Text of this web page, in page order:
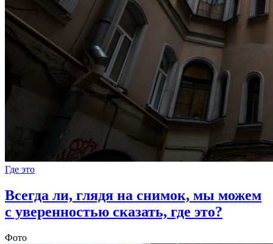
Где это
Всегда ли, глядя на снимок, мы можем
с уверенностью сказать, где это?
Фото